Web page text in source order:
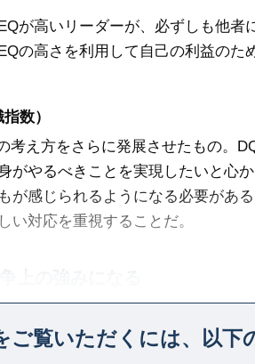
が高いリーダーが、必ずしも他者
の高さを利用して自己の利益のた
数）
考え方をさらに発展させたもの。
がやるべきことを実現したいと心
が感じられるようになる必要があ
い対応を重視することだ。
ご覧いただくには、 以下